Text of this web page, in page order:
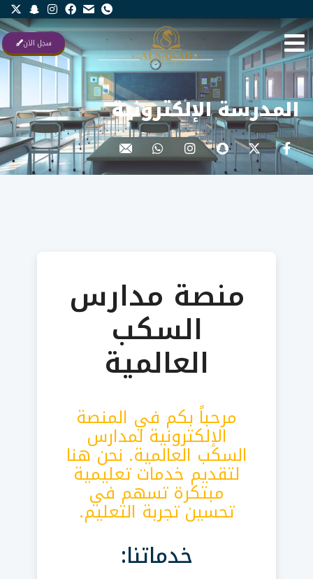
سجل الآن You are here:
Home المدرسة ال�…
المدرسة الإلكترونية
منصة مدارس
السكب
العالمية
مرحباً بكم في المنصة
الإلكترونية لمدارس
السكب العالمية. نحن هنا
لتقديم خدمات تعليمية
مبتكرة تسهم في
تحسين تجربة التعليم.
خدماتنا: